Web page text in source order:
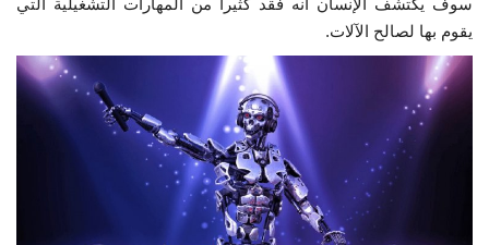
يقوم بها لصالح الآلات.